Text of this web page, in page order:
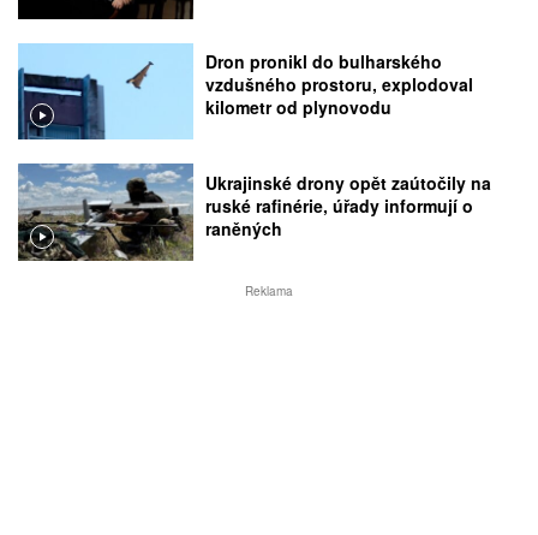
Dron pronikl do bulharského
vzdušného prostoru, explodoval
kilometr od plynovodu
Ukrajinské drony opět zaútočily na
ruské rafinérie, úřady informují o
raněných
Reklama